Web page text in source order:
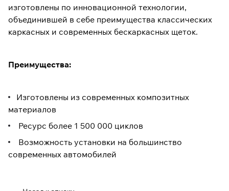
изготовлены по инновационной технологии,
объединившей в себе преимущества классических
каркасных и современных бескаркасных щеток.
Преимущества:
Изготовлены из современных композитных
материалов
Ресурс более 1 500 000 циклов
Возможность установки на большинство
современных автомобилей